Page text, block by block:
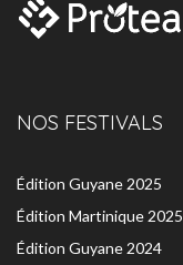
NOS FESTIVALS
Édition Guyane 2025
Édition Martinique 2025
Édition Guyane 2024